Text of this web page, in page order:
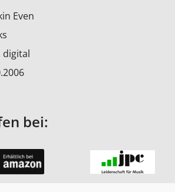
Even
digital
bei: